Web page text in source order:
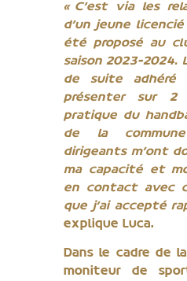
« C’est via les
d’un jeune
été proposé au
saison 2023-2024.
de suite adhéré
présenter sur 2
pratique du
de la
dirigeants m’ont
ma capacité et
en contact avec
que j’ai accepté
explique Luca.
Dans le cadre de
moniteur de